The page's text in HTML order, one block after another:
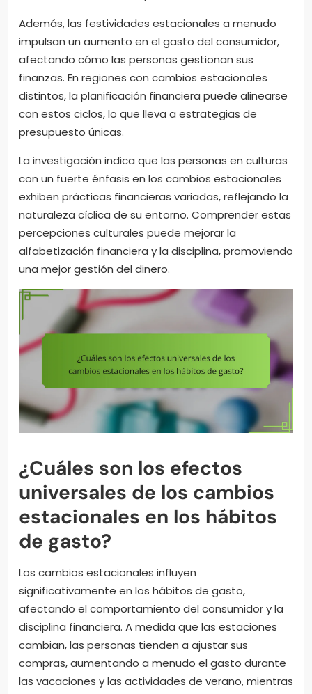
Además, las festividades estacionales a menudo
impulsan un aumento en el gasto del consumidor,
afectando cómo las personas gestionan sus
finanzas. En regiones con cambios estacionales
distintos, la planificación financiera puede alinearse
con estos ciclos, lo que lleva a estrategias de
presupuesto únicas.
La investigación indica que las personas en culturas
con un fuerte énfasis en los cambios estacionales
exhiben prácticas financieras variadas, reflejando la
naturaleza cíclica de su entorno. Comprender estas
percepciones culturales puede mejorar la
alfabetización financiera y la disciplina, promoviendo
una mejor gestión del dinero.
¿Cuáles son los efectos
universales de los cambios
estacionales en los hábitos
de gasto?
Los cambios estacionales influyen
significativamente en los hábitos de gasto,
afectando el comportamiento del consumidor y la
disciplina financiera. A medida que las estaciones
cambian, las personas tienden a ajustar sus
compras, aumentando a menudo el gasto durante
las vacaciones y las actividades de verano, mientras